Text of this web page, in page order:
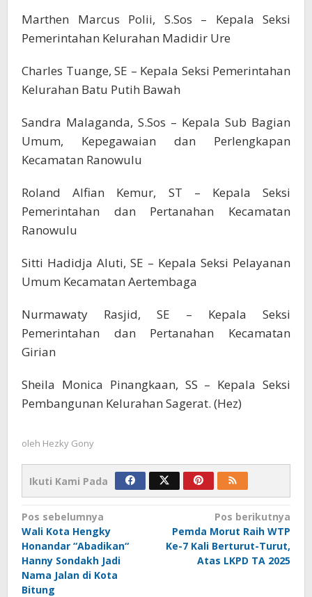
Marthen Marcus Polii, S.Sos – Kepala Seksi
Pemerintahan Kelurahan Madidir Ure
Charles Tuange, SE – Kepala Seksi Pemerintahan
Kelurahan Batu Putih Bawah
Sandra Malaganda, S.Sos – Kepala Sub Bagian
Umum, Kepegawaian dan Perlengkapan
Kecamatan Ranowulu
Roland Alfian Kemur, ST – Kepala Seksi
Pemerintahan dan Pertanahan Kecamatan
Ranowulu
Sitti Hadidja Aluti, SE – Kepala Seksi Pelayanan
Umum Kecamatan Aertembaga
Nurmawaty Rasjid, SE – Kepala Seksi
Pemerintahan dan Pertanahan Kecamatan
Girian
Sheila Monica Pinangkaan, SS – Kepala Seksi
Pembangunan Kelurahan Sagerat. (Hez)
oleh Hezky Gony
Ikuti Kami Pada
Navigasi
pos
Pos sebelumnya
Wali Kota Hengky
Honandar “Abadikan“
Hanny Sondakh Jadi
Nama Jalan di Kota
Bitung
Pos berikutnya
Pemda Morut Raih WTP
Ke-7 Kali Berturut-Turut,
Atas LKPD TA 2025